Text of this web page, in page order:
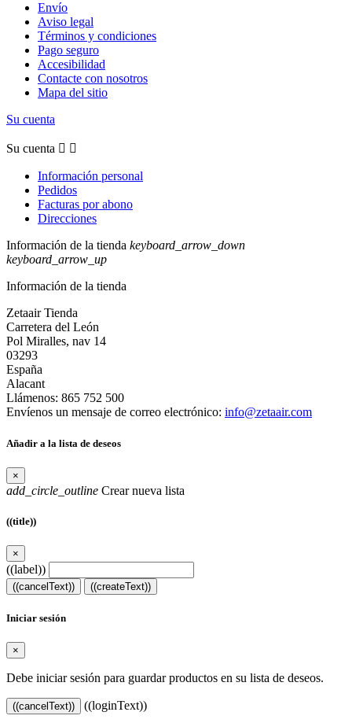
Envío
Aviso legal
Términos y condiciones
Pago seguro
Accesibilidad
Contacte con nosotros
Mapa del sitio
Su cuenta
Su cuenta  
Información personal
Pedidos
Facturas por abono
Direcciones
Información de la tienda keyboard_arrow_down
keyboard_arrow_up
Información de la tienda
Zetaair Tienda
Carretera del León
Pol Miralles, nav 14
03293
España
Alacant
Llámenos: 865 752 500
Envíenos un mensaje de correo electrónico: info@zetaair.com
Añadir a la lista de deseos
×
add_circle_outline Crear nueva lista
((title))
×
((label))
((cancelText)) ((createText))
Iniciar sesión
×
Debe iniciar sesión para guardar productos en su lista de deseos.
((cancelText)) ((loginText))